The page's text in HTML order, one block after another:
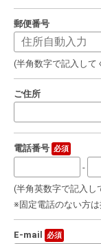
郵便番号
(半角数字で記入して
ご住所
電話番号 必須
-
(半角英数字で記入し
※固定電話のない方は
E-mail 必須